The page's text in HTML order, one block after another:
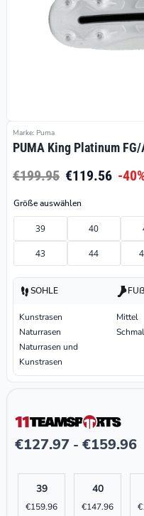
Marke: Puma
PUMA King Platinum
€199.95 €119.56 -
Größe auswählen
39 40
43 44
SOHLE
Kunstrasen
Naturrasen
Naturrasen und
Kunstrasen
Mittel
Schmal
€127.97 - €159.96
39
€159.96
40
€147.96 €